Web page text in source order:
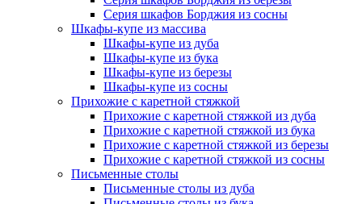
Серия шкафов Борджия из сосны
Шкафы-купе из массива
Шкафы-купе из дуба
Шкафы-купе из бука
Шкафы-купе из березы
Шкафы-купе из сосны
Прихожие с каретной стяжкой
Прихожие с каретной стяжкой из дуба
Прихожие с каретной стяжкой из бука
Прихожие с каретной стяжкой из березы
Прихожие с каретной стяжкой из сосны
Письменные столы
Письменные столы из дуба